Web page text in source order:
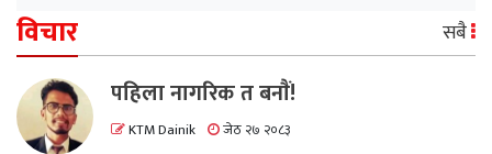
विचार सबै
पहिला नागरिक त बनाैं!
KTM Dainik जेठ २७ २०८३